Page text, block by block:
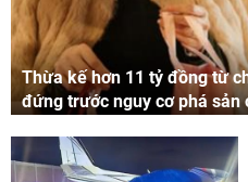
Thừa kế hơn 11 tỷ đồng từ
đứng trước nguy cơ phá sản